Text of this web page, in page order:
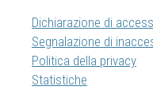
Dichiarazione di
Segnalazione di
Politica della privacy
Statistiche